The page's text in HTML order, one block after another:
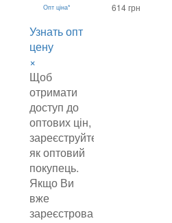
Опт ціна*
Узнать опт
цену
×
Щоб
отримати
доступ до
оптових цін,
зареєструйтеся
як оптовий
покупець.
Якщо Ви
вже
зареєстровані
614 грн